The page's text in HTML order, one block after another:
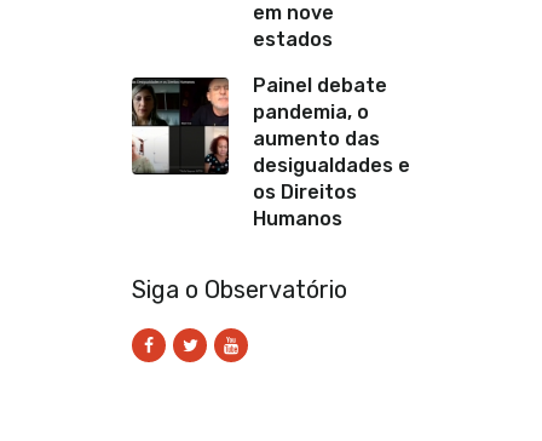
em nove
estados
Painel debate
pandemia, o
aumento das
desigualdades e
os Direitos
Humanos
Siga o Observatório